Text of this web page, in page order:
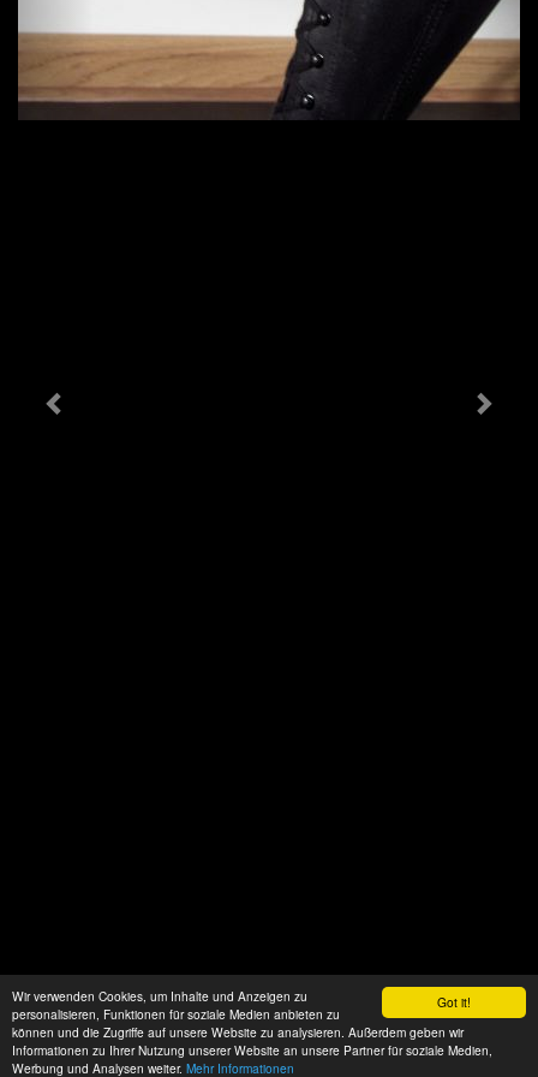
Got it!
Wir verwenden Cookies, um Inhalte und Anzeigen zu
personalisieren, Funktionen für soziale Medien anbieten zu
können und die Zugriffe auf unsere Website zu analysieren. Außerdem geben wir
Informationen zu Ihrer Nutzung unserer Website an unsere Partner für soziale Medien,
Werbung und Analysen weiter. Mehr Informationen